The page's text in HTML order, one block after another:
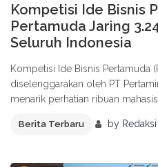
Kompetisi Ide Bisnis
Pertamuda Jaring
Seluruh Indonesia
Kompetisi Ide Bisnis Pertamuda
diselenggarakan oleh PT
menarik perhatian ribuan
Berita Terbaru by Redaksi